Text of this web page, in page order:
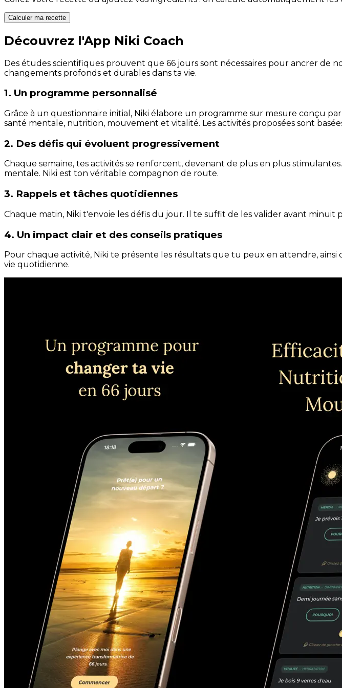
Calculer ma recette
Découvrez l'App Niki Coach
Des études scientifiques prouvent que 66 jours sont nécessaires pour ancrer de
changements profonds et durables dans ta vie.
1. Un programme personnalisé
Grâce à un questionnaire initial, Niki élabore un programme sur mesure conçu
santé mentale, nutrition, mouvement et vitalité. Les activités proposées sont
2. Des défis qui évoluent progressivement
Chaque semaine, tes activités se renforcent, devenant de plus en plus
mentale. Niki est ton véritable compagnon de route.
3. Rappels et tâches quotidiennes
Chaque matin, Niki t'envoie les défis du jour. Il te suffit de les valider avant minuit
4. Un impact clair et des conseils pratiques
Pour chaque activité, Niki te présente les résultats que tu peux en attendre,
vie quotidienne.